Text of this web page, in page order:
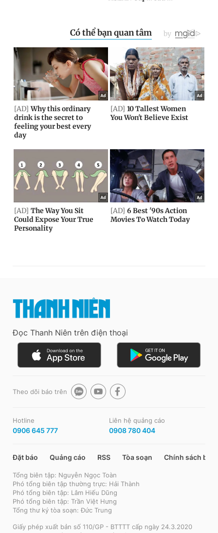
Đọc Thanh Niên trên điện thoại
Theo dõi báo trên
Hotline
0906 645 777
Liên hệ quảng cáo
0908 780 404
Đặt báo Quảng cáo RSS Tòa soạn Chính sách bảo
Tổng biên tập: Nguyễn Ngọc Toàn
Phó tổng biên tập thường trực: Hải Thành
Phó tổng biên tập: Lâm Hiếu Dũng
Phó tổng biên tập: Trần Việt Hưng
Tổng thư ký tòa soạn: Đức Trung
Giấy phép xuất bản số 110/GP - BTTTT cấp ngày 24.3.2020